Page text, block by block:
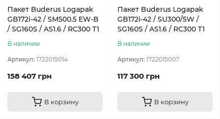
Пакет Buderus Logapak
GB172i-42 / SM500.5 EW-B
/ SG160S / AS1.6 / RC300 T1
В наличии
Артикул: 1722015014
158 407 грн
В корзину
Пакет Buderus Logapak
GB172i-42 / SU300/5W /
SG160S / AS1.6 / RC300 T1
В наличии
Артикул: 1722015007
117 300 грн
В корзину